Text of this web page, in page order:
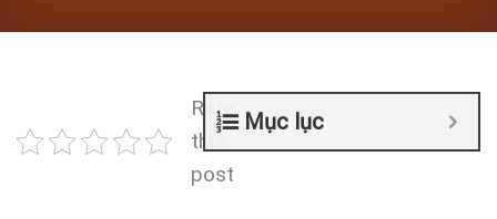
Mục lục
Rate
this
post